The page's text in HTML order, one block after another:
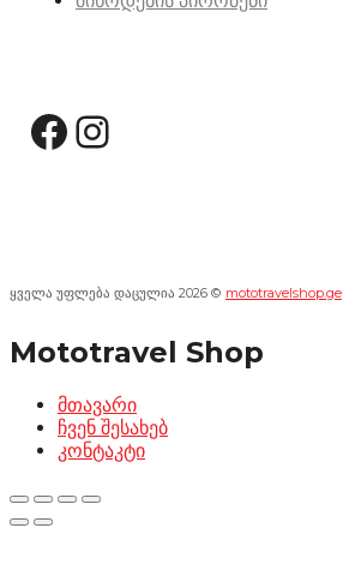
Facebook
Instagram
ყველა უფლება დაცულია 2026 © mototravelshop.ge
Mototravel Shop
მთავარი
ჩვენ შესახებ
კონტაკტი